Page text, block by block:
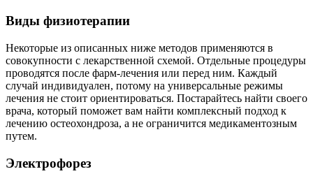
Виды физиотерапии
Некоторые из описанных ниже методов применяются в
совокупности с лекарственной схемой. Отдельные процедуры
проводятся после фарм-лечения или перед ним. Каждый
случай индивидуален, потому на универсальные режимы
лечения не стоит ориентироваться. Постарайтесь найти своего
врача, который поможет вам найти комплексный подход к
лечению остеохондроза, а не ограничится медикаментозным
путем.
Электрофорез